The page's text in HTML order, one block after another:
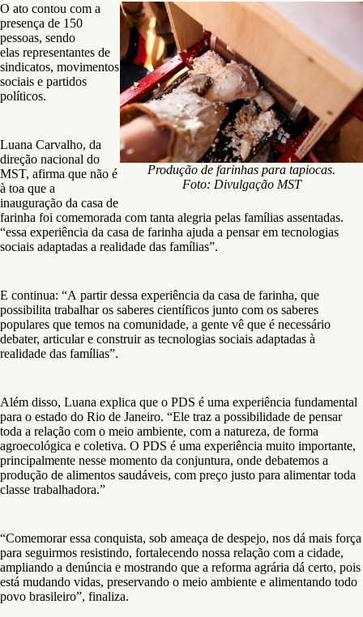
Produção de farinhas para tapiocas.
Foto: Divulgação MST
O ato contou com a
presença de 150
pessoas, sendo
elas representantes de
sindicatos, movimentos
sociais e partidos
políticos.
Luana Carvalho, da
direção nacional do
MST, afirma que não é
à toa que a
inauguração da casa de
farinha foi comemorada com tanta alegria pelas famílias assentadas.
“essa experiência da casa de farinha ajuda a pensar em tecnologias
sociais adaptadas a realidade das famílias”.
E continua: “A partir dessa experiência da casa de farinha, que
possibilita trabalhar os saberes científicos junto com os saberes
populares que temos na comunidade, a gente vê que é necessário
debater, articular e construir as tecnologias sociais adaptadas à
realidade das famílias”.
Além disso, Luana explica que o PDS é uma experiência fundamental
para o estado do Rio de Janeiro. “Ele traz a possibilidade de pensar
toda a relação com o meio ambiente, com a natureza, de forma
agroecológica e coletiva. O PDS é uma experiência muito importante,
principalmente nesse momento da conjuntura, onde debatemos a
produção de alimentos saudáveis, com preço justo para alimentar toda
classe trabalhadora.”
“Comemorar essa conquista, sob ameaça de despejo, nos dá mais força
para seguirmos resistindo, fortalecendo nossa relação com a cidade,
ampliando a denúncia e mostrando que a reforma agrária dá certo, pois
está mudando vidas, preservando o meio ambiente e alimentando todo
povo brasileiro”, finaliza.